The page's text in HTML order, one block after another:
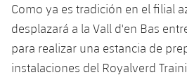
Ciutat Esportiva
La Masia
Servicios
Servicios Médicos
plusicon
más
Acreditaciones
Como ya es tradición en el filial
desplazará a la Vall d'en Bas
para realizar una estancia de
instalaciones del Royalverd